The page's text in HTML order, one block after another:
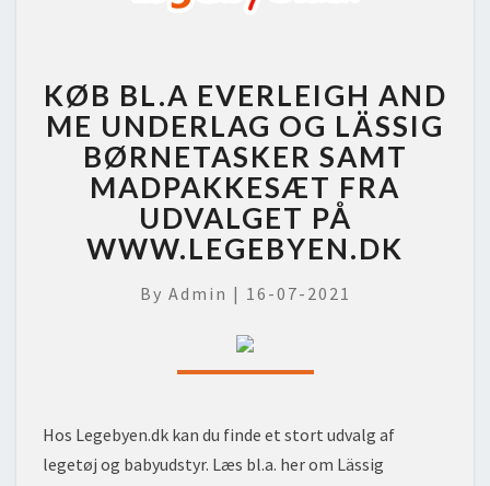
BL.A
EVERLEIGH
AND
ME
UNDERLAG
OG
LÄSSIG
BØRNETASKER
SAMT
FRA
UDVALGET
KØB BL.A EVERLEIGH AND
ME UNDERLAG OG LÄSSIG
BØRNETASKER SAMT
MADPAKKESÆT FRA
UDVALGET PÅ
WWW.LEGEBYEN.DK
By Admin | 16-07-2021
Hos Legebyen.dk kan du finde et stort udvalg af
legetøj og babyudstyr. Læs bl.a. her om Lässig